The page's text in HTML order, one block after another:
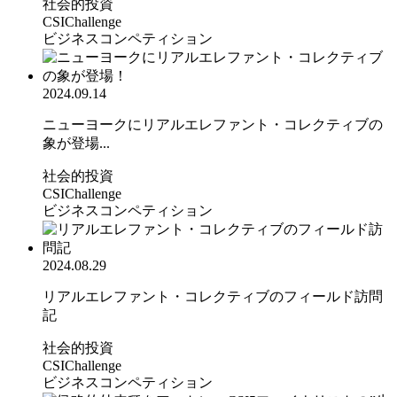
社会的投資
CSIChallenge
ビジネスコンペティション
2024.09.14
ニューヨークにリアルエレファント・コレクティブの
象が登場...
社会的投資
CSIChallenge
ビジネスコンペティション
2024.08.29
リアルエレファント・コレクティブのフィールド訪問
記
社会的投資
CSIChallenge
ビジネスコンペティション